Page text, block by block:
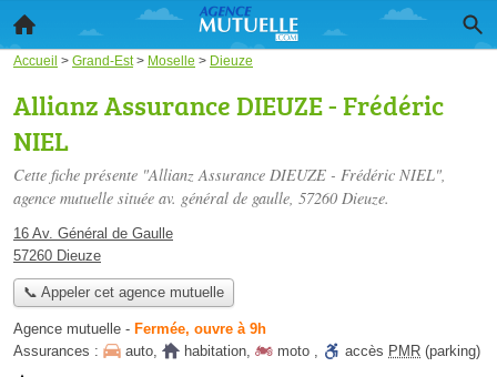
Accueil > Grand-Est> Moselle > Dieuze
Allianz Assurance DIEUZE - Frédéric
NIEL
Cette fiche présente "Allianz Assurance DIEUZE - Frédéric NIEL",
agence mutuelle située av. général de gaulle, 57260 Dieuze.
16 Av. Général de Gaulle
57260 Dieuze
📞 Appeler cet agence mutuelle
Agence mutuelle - Fermée, ouvre à 9h
Assurances :
auto, habitation, moto , accès PMR (parking)